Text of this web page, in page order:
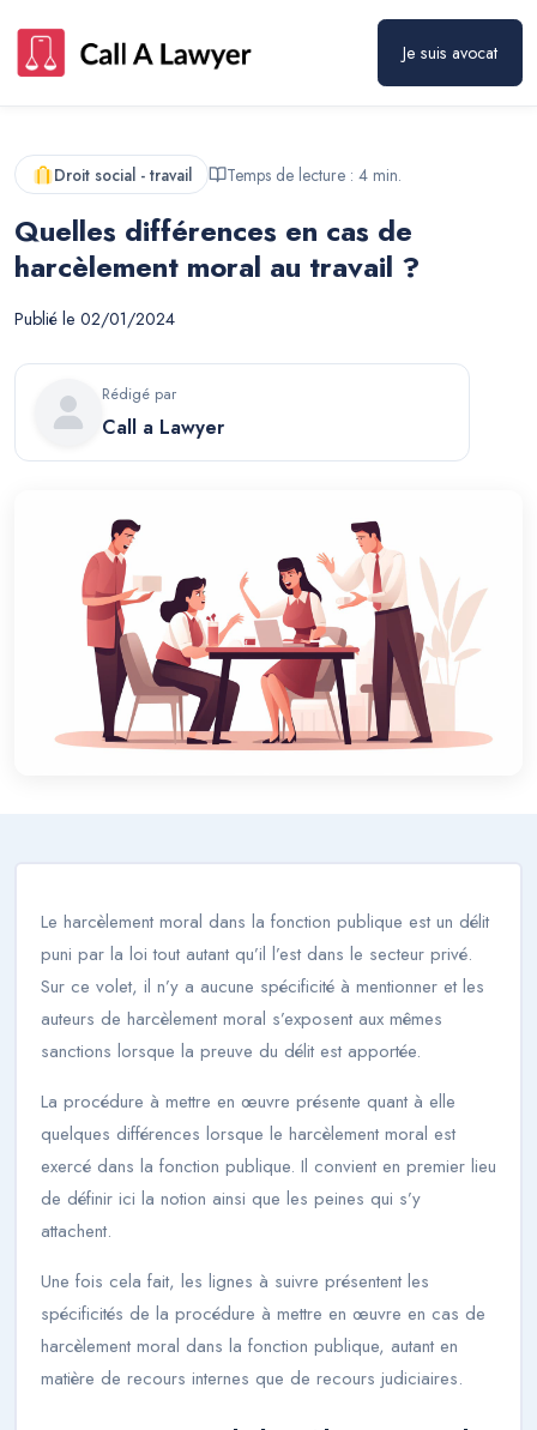
Je suis avocat
Droit social - travail Temps de lecture :4 min.
Quelles différences en cas de
harcèlement moral au travail ?
Publié le 02/01/2024
Rédigé par
Call a Lawyer
Le harcèlement moral dans la fonction publique est un délit
puni par la loi tout autant qu’il l’est dans le secteur privé.
Sur ce volet, il n’y a aucune spécificité à mentionner et les
auteurs de harcèlement moral s’exposent aux mêmes
sanctions lorsque la preuve du délit est apportée.
La procédure à mettre en œuvre présente quant à elle
quelques différences lorsque le harcèlement moral est
exercé dans la fonction publique. Il convient en premier lieu
de définir ici la notion ainsi que les peines qui s’y
attachent.
Une fois cela fait, les lignes à suivre présentent les
spécificités de la procédure à mettre en œuvre en cas de
harcèlement moral dans la fonction publique, autant en
matière de recours internes que de recours judiciaires.